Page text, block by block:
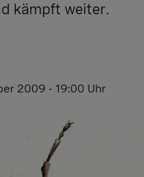
kämpft weiter.
2009 - 19:00 Uhr